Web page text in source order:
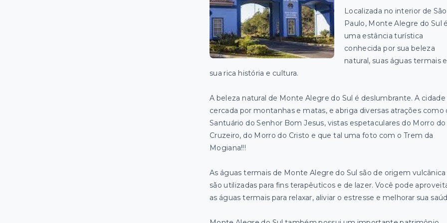
Localizada no interior de São
Paulo, Monte Alegre do Sul é
uma estância turística
conhecida por sua beleza
natural, suas águas termais e
sua rica história e cultura.
A beleza natural de Monte Alegre do Sul é deslumbrante. A cidade
cercada por montanhas e matas, e abriga diversas atrações como
Santuário do Senhor Bom Jesus, vistas espetaculares do Morro do
Cruzeiro, do Morro do Cristo e que tal uma foto com o Trem da
Mogiana!!!
As águas termais de Monte Alegre do Sul são de origem vulcânica
são utilizadas para fins terapêuticos e de lazer. Você pode
as águas termais para relaxar, aliviar o estresse e melhorar sua